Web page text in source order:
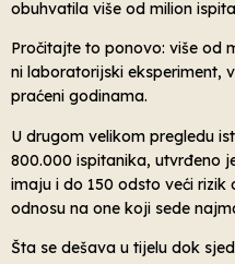
obuhvatila više od milion
Pročitajte to ponovo: više od
ni laboratorijski eksperiment,
praćeni godinama.
U drugom velikom pregledu
800.000 ispitanika, utvrđeno
imaju i do 150 odsto veći rizik
odnosu na one koji sede
Šta se dešava u tijelu dok